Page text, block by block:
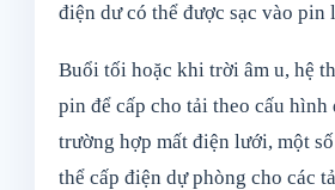
điện dư có thể được sạc vào pin
Buổi tối hoặc khi trời âm u, hệ
pin để cấp cho tải theo cấu hình
trường hợp mất điện lưới, một
thể cấp điện dự phòng cho các